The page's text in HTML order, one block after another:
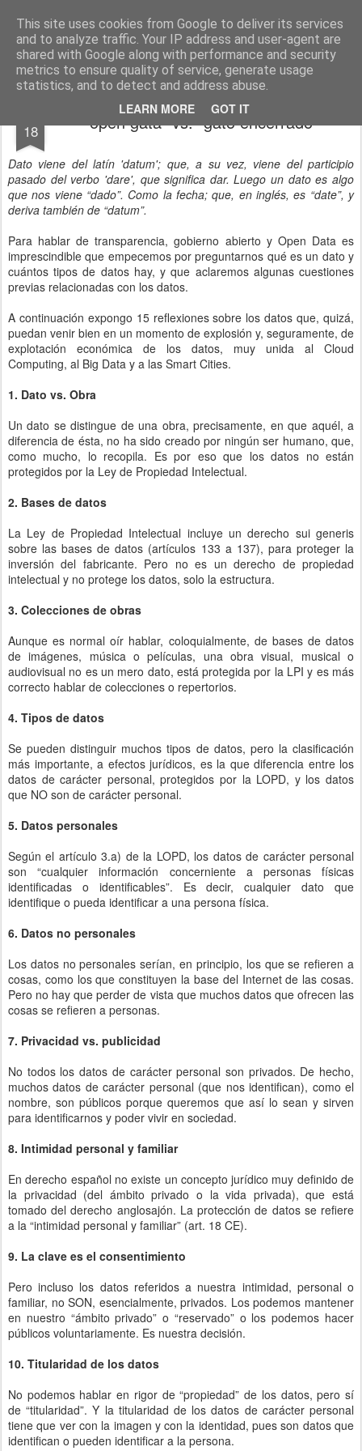
This site uses cookies from Google to deliver its services
and to analyze traffic. Your IP address and user-agent are
shared with Google along with performance and security
metrics to ensure quality of service, generate usage
statistics, and to detect and address abuse.
LEARN MORE GOT IT
menos tecnología y más pedagogía conceptos y reflexiones sobre la sociedad de la información
Pages
18 "open gata" vs. "gato encerrado"
Dato viene del latín 'datum'; que, a su vez, viene del participio
pasado del verbo 'dare', que significa dar. Luego un dato es algo
que nos viene “dado”. Como la fecha; que, en inglés, es “date”, y
deriva también de “datum”.
Para hablar de transparencia, gobierno abierto y Open Data es
imprescindible que empecemos por preguntarnos qué es un dato y
cuántos tipos de datos hay, y que aclaremos algunas cuestiones
previas relacionadas con los datos.
A continuación expongo 15 reflexiones sobre los datos que, quizá,
puedan venir bien en un momento de explosión y, seguramente, de
explotación económica de los datos, muy unida al Cloud
Computing, al Big Data y a las Smart Cities.
1. Dato vs. Obra
Un dato se distingue de una obra, precisamente, en que aquél, a
diferencia de ésta, no ha sido creado por ningún ser humano, que,
como mucho, lo recopila. Es por eso que los datos no están
protegidos por la Ley de Propiedad Intelectual.
2. Bases de datos
La Ley de Propiedad Intelectual incluye un derecho sui generis
sobre las bases de datos (artículos 133 a 137), para proteger la
inversión del fabricante. Pero no es un derecho de propiedad
intelectual y no protege los datos, solo la estructura.
3. Colecciones de obras
Aunque es normal oír hablar, coloquialmente, de bases de datos
de imágenes, música o películas, una obra visual, musical o
audiovisual no es un mero dato, está protegida por la LPI y es más
correcto hablar de colecciones o repertorios.
4. Tipos de datos
Se pueden distinguir muchos tipos de datos, pero la clasificación
más importante, a efectos jurídicos, es la que diferencia entre los
datos de carácter personal, protegidos por la LOPD, y los datos
que NO son de carácter personal.
5. Datos personales
Según el artículo 3.a) de la LOPD, los datos de carácter personal
son “cualquier información concerniente a personas físicas
identificadas o identificables”. Es decir, cualquier dato que
identifique o pueda identificar a una persona física.
6. Datos no personales
Los datos no personales serían, en principio, los que se refieren a
cosas, como los que constituyen la base del Internet de las cosas.
Pero no hay que perder de vista que muchos datos que ofrecen las
cosas se refieren a personas.
7. Privacidad vs. publicidad
No todos los datos de carácter personal son privados. De hecho,
muchos datos de carácter personal (que nos identifican), como el
nombre, son públicos porque queremos que así lo sean y sirven
para identificarnos y poder vivir en sociedad.
8. Intimidad personal y familiar
En derecho español no existe un concepto jurídico muy definido de
la privacidad (del ámbito privado o la vida privada), que está
tomado del derecho anglosajón. La protección de datos se refiere
a la “intimidad personal y familiar” (art. 18 CE).
9. La clave es el consentimiento
Pero incluso los datos referidos a nuestra intimidad, personal o
familiar, no SON, esencialmente, privados. Los podemos mantener
en nuestro “ámbito privado” o “reservado” o los podemos hacer
públicos voluntariamente. Es nuestra decisión.
10. Titularidad de los datos
No podemos hablar en rigor de “propiedad” de los datos, pero sí
de “titularidad”. Y la titularidad de los datos de carácter personal
tiene que ver con la imagen y con la identidad, pues son datos que
identifican o pueden identificar a la persona.